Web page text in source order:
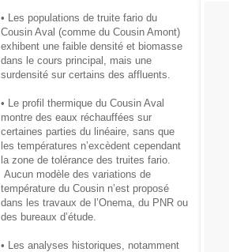
• Les populations de truite fario du
Cousin Aval (comme du Cousin Amont)
exhibent une faible densité et biomasse
dans le cours principal, mais une
surdensité sur certains des affluents.
• Le profil thermique du Cousin Aval
montre des eaux réchauffées sur
certaines parties du linéaire, sans que
les températures n’excèdent cependant
la zone de tolérance des truites fario.
Aucun modèle des variations de
température du Cousin n’est proposé
dans les travaux de l’Onema, du PNR ou
des bureaux d’étude.
• Les analyses historiques, notamment